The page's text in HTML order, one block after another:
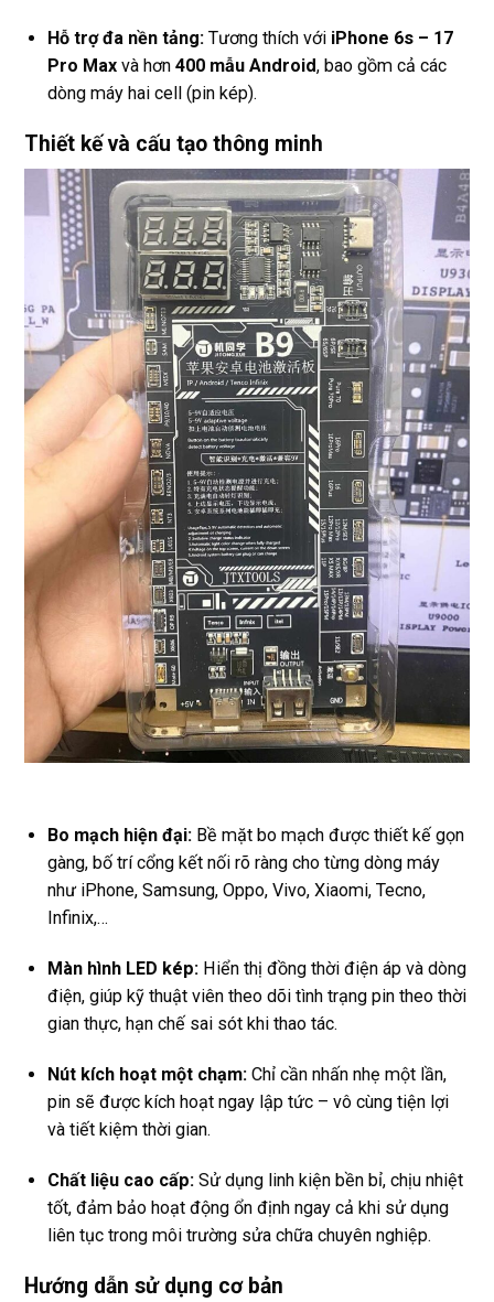
Hỗ trợ đa nền tảng: Tương thích với iPhone 6s – 17
Pro Max và hơn 400 mẫu Android, bao gồm cả các
dòng máy hai cell (pin kép).
Thiết kế và cấu tạo thông minh
Bo mạch hiện đại: Bề mặt bo mạch được thiết kế gọn
gàng, bố trí cổng kết nối rõ ràng cho từng dòng máy
như iPhone, Samsung, Oppo, Vivo, Xiaomi, Tecno,
Infinix,…
Màn hình LED kép: Hiển thị đồng thời điện áp và dòng
điện, giúp kỹ thuật viên theo dõi tình trạng pin theo thời
gian thực, hạn chế sai sót khi thao tác.
Nút kích hoạt một chạm: Chỉ cần nhấn nhẹ một lần,
pin sẽ được kích hoạt ngay lập tức – vô cùng tiện lợi
và tiết kiệm thời gian.
Chất liệu cao cấp: Sử dụng linh kiện bền bỉ, chịu nhiệt
tốt, đảm bảo hoạt động ổn định ngay cả khi sử dụng
liên tục trong môi trường sửa chữa chuyên nghiệp.
Hướng dẫn sử dụng cơ bản